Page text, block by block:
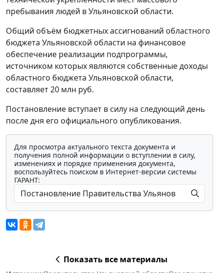
пребывания людей в Ульяновской области.
Общий объём бюджетных ассигнований областного
бюджета Ульяновской области на финансовое
обеспечение реализации подпрограммы,
источником которых являются собственные доходы
областного бюджета Ульяновской области,
составляет 20 млн руб.
Постановление вступает в силу на следующий день
после дня его официального опубликования.
Для просмотра актуального текста документа и
получения полной информации о вступлении в силу,
изменениях и порядке применения документа,
воспользуйтесь поиском в Интернет-версии системы
ГАРАНТ:
Показать все материалы